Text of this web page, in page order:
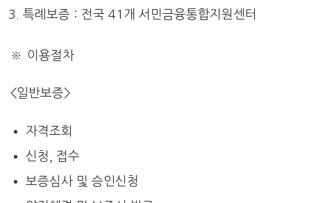
특례보증 : 전국 41개 서민금융통합지원센터
※ 이용절차
<일반보증>
자격조회
신청, 접수
보증심사 및 승인신청